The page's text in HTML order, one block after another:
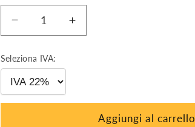
Diminuisci
quantità
per
Profilo
longherone
40X40
Aumenta
quantità
Seleziona IVA:
Aggiungi al carrello